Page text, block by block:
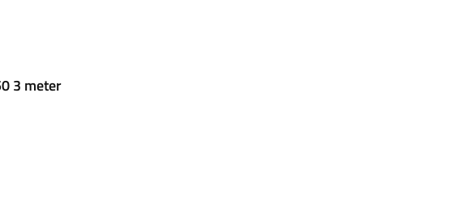
3 meter